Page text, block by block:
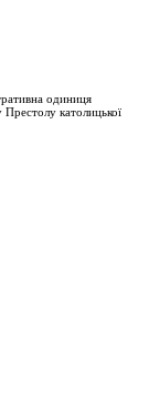
одиниця
Престолу католицької